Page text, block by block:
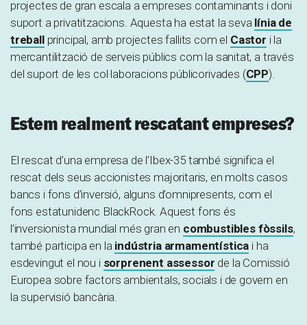
projectes de gran escala a empreses contaminants i doni
suport a privatitzacions. Aquesta ha estat la seva línia de
treballprincipal, amb projectes fallits com el Castor i la
mercantilització de serveis públics com la sanitat, a través
del suport de les col·laboracions públicorivades (CPP).
Estem realment rescatant empreses?
El rescat d’una empresa de l’Ibex-35 també significa el
rescat dels seus accionistes majoritaris, en molts casos
bancs i fons d’inversió, alguns d’omnipresents, com el
fons estatunidenc BlackRock. Aquest fons és
l’inversionista mundial més gran en combustibles fòssils,
també participa en la indústria armamentística i ha
esdevingut el nou i sorprenent assessor de la Comissió
Europea sobre factors ambientals, socials i de govern en
la supervisió bancària.